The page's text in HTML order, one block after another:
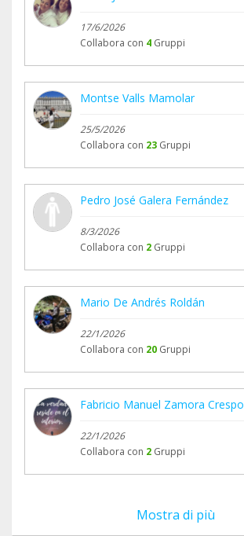
17/6/2026
Collabora con 4 Gruppi
Montse Valls Mamolar
25/5/2026
Collabora con 23 Gruppi
Pedro José Galera Fernández
8/3/2026
Collabora con 2 Gruppi
Mario De Andrés Roldán
22/1/2026
Collabora con 20 Gruppi
Fabricio Manuel Zamora Crespo
22/1/2026
Collabora con 2 Gruppi
Mostra di più